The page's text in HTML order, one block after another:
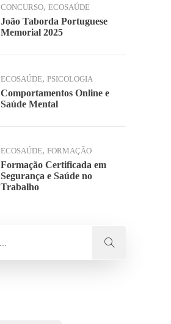
CONCURSO, ECOSAÚDE
João Taborda Portuguese
Memorial 2025
ECOSAÚDE, PSICOLOGIA
Comportamentos Online e
Saúde Mental
ECOSAÚDE, FORMAÇÃO
Formação Certificada em
Segurança e Saúde no
Trabalho